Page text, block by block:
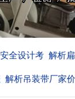
全设计考 解析
解析吊装带厂家